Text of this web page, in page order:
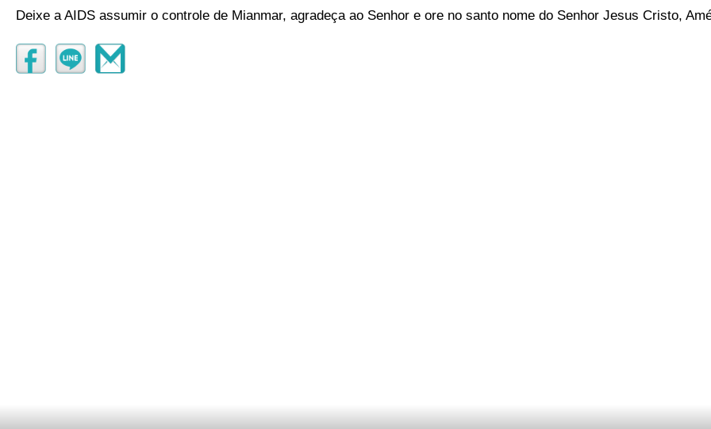
Deixe a AIDS assumir o controle de Mianmar, agradeça ao Senhor e ore no santo nome do Senhor Jesus Cristo,